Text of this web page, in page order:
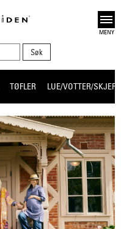
Open
TØFLER LUE/VOTTER/SKJERF